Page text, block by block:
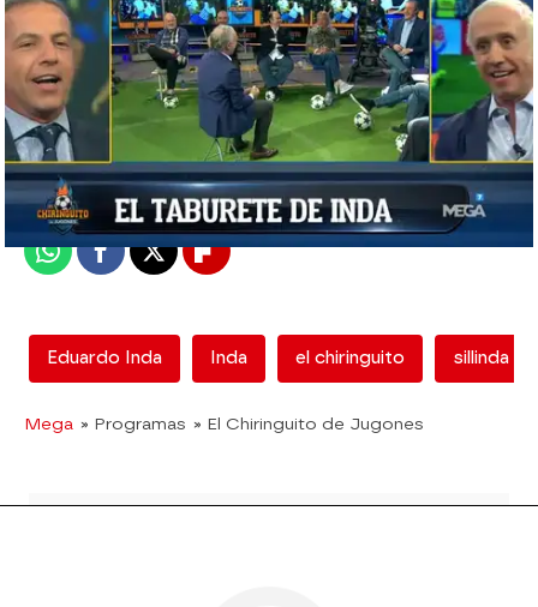
mega
Publicado:08 de junio de 2018, 17:07
WhatsappFacebook
X Flipboard
Eduardo Inda Inda el chiringuito sillinda
Mega » Programas » El Chiringuito de Jugones